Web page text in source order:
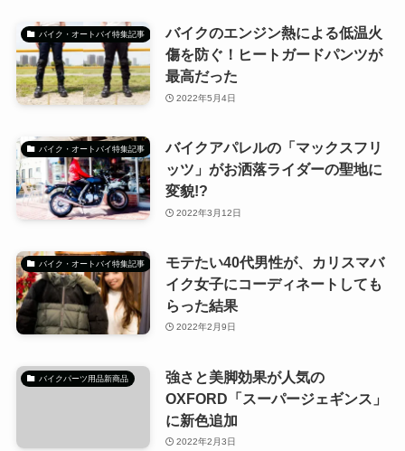
バイク・オートバイ特集記事
バイクのエンジン熱による低温火
傷を防ぐ！ヒートガードパンツが
最高だった
2022年5月4日
バイク・オートバイ特集記事
バイクアパレルの「マックスフリ
ッツ」がお洒落ライダーの聖地に
変貌!?
2022年3月12日
バイク・オートバイ特集記事
モテたい40代男性が、カリスマバ
イク女子にコーディネートしても
らった結果
2022年2月9日
バイクパーツ用品新商品
強さと美脚効果が人気の
OXFORD「スーパージェギンス」
に新色追加
2022年2月3日